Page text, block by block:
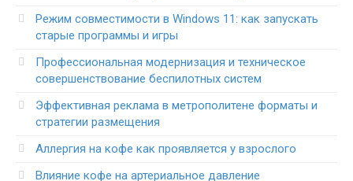
Режим совместимости в Windows 11: как запускать
старые программы и игры
Профессиональная модернизация и техническое
совершенствование беспилотных систем
Эффективная реклама в метрополитене форматы и
стратегии размещения
Аллергия на кофе как проявляется у взрослого
Влияние кофе на артериальное давление